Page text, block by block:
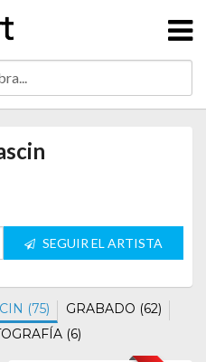
SEGUIR EL ARTISTA
(75)
GRABADO (62)
(6)